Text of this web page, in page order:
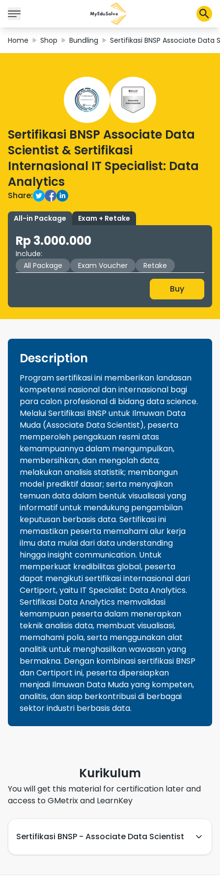
Shop
My Cart
Profile
Home Shop Bundling Sertifikasi BNSP Associate
Sertifikasi BNSP Associate Data
Scientist & Sertifikasi
Internasional IT Specialist: Data
Analytics
Share:
All-in Package Exam + Retake
Rp 3.000.000
Include:
All Package
Exam Voucher Retake
Buy
Description
Program sertifikasi ini memberikan landasan
kompetensi nasional dan internasional bagi
para calon profesional di bidang data science.
Melalui Sertifikasi BNSP untuk Ilmuwan Data
Muda (Associate Data Scientist), peserta
memperoleh pengakuan resmi atas
kemampuannya dalam mengumpulkan,
membersihkan, dan mengolah data;
melakukan analisis statistik; membangun
model prediktif dasar; serta menyajikan
temuan data dalam bentuk visualisasi yang
informatif untuk mendukung pengambilan
keputusan berbasis data. Sertifikasi ini
memastikan peserta memahami alur kerja
ilmu data mulai dari data understanding
hingga insight communication. Untuk
memperkuat kredibilitas global, peserta
dapat mengikuti sertifikasi internasional dari
Certiport, yaitu IT Specialist: Data Analytics.
Sertifikasi Data Analytics memvalidasi
kemampuan peserta dalam menerapkan
teknik analisis data, membuat visualisasi,
memahami pola, serta menggunakan alat
analitik untuk menghasilkan wawasan yang
bermakna. Dengan kombinasi sertifikasi BNSP
dan Certiport ini, peserta dipersiapkan
menjadi Ilmuwan Data Muda yang kompeten,
analitis, dan siap berkontribusi di berbagai
sektor industri berbasis data.
Kurikulum
You will get this material for certification later and
access to GMetrix and LearnKey
Sertifikasi BNSP - Associate Data Scientist